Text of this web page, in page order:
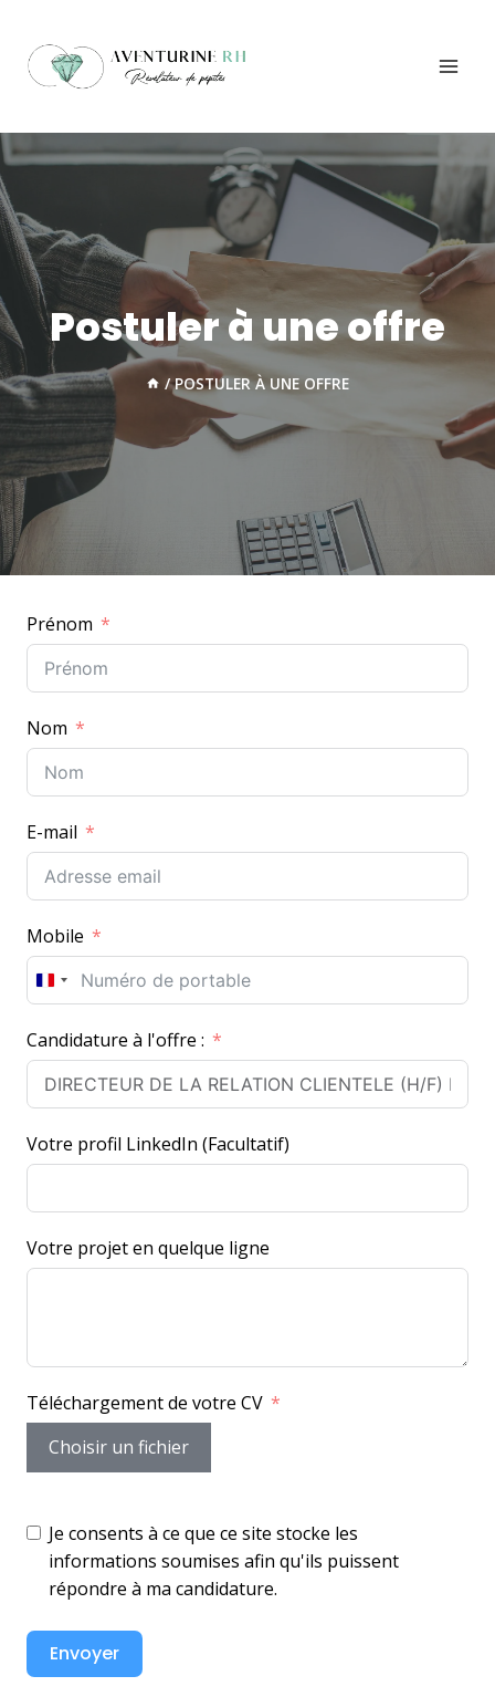
contenu
Postuler à une offre
/ POSTULER À UNE OFFRE
Prénom
Nom
E-mail
Mobile
F
a
c
+
3
Candidature à l'offre :
Votre profil LinkedIn (Facultatif)
Votre projet en quelque ligne
Téléchargement de votre CV
Choisir un fichier
Je consents à ce que ce site stocke les
informations soumises afin qu'ils puissent
répondre à ma candidature.
Envoyer